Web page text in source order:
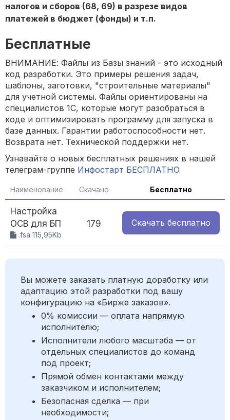
налогов и сборов (68, 69) в разрезе видов
платежей в бюджет (фонды) и т.п.
Бесплатные
ВНИМАНИЕ: Файлы из Базы знаний - это исходный
код разработки. Это примеры решения задач,
шаблоны, заготовки, "строительные материалы"
для учетной системы. Файлы ориентированы на
специалистов 1С, которые могут разобраться в
коде и оптимизировать программу для запуска в
базе данных. Гарантии работоспособности нет.
Возврата нет. Технической поддержки нет.
Узнавайте о новых бесплатных решениях в нашей
телеграм-группе Инфостарт БЕСПЛАТНО
Наименование Скачано Бесплатно
Настройка
ОСВ для БП
.fsa 115,95Kb
179 Скачать бесплатно
Вы можете заказать платную доработку или
адаптацию этой разработки под вашу
конфигурацию на «Бирже заказов».
0% комиссии — оплата напрямую
исполнителю;
Исполнители любого масштаба — от
отдельных специалистов до команд
под проект;
Прямой обмен контактами между
заказчиком и исполнителем;
Безопасная сделка — при
необходимости;